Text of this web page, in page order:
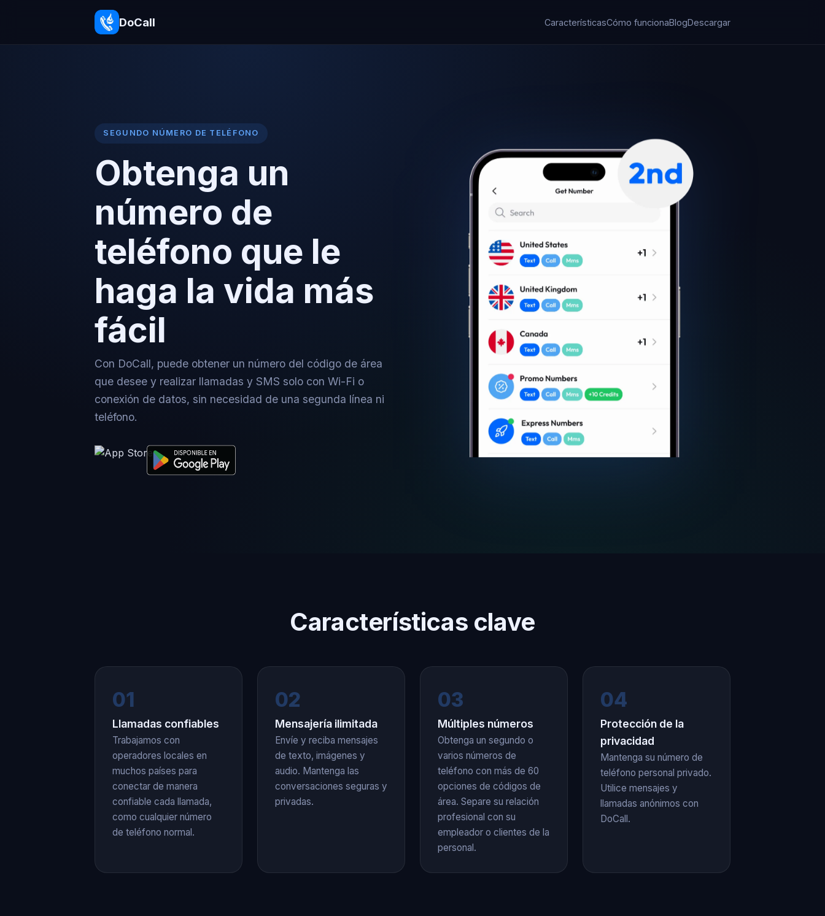
DoCall CaracterísticasCómo funcionaBlogDescargar
SEGUNDO NÚMERO DE TELÉFONO
Obtenga un
número de
teléfono que le
haga la vida más
fácil
Con DoCall, puede obtener un número del código de área
que desee y realizar llamadas y SMS solo con Wi-Fi o
conexión de datos, sin necesidad de una segunda línea ni
teléfono.
Características clave
01
Llamadas confiables
Trabajamos con
operadores locales en
muchos países para
conectar de manera
confiable cada llamada,
como cualquier número
de teléfono normal.
02
Mensajería ilimitada
Envíe y reciba mensajes
de texto, imágenes y
audio. Mantenga las
conversaciones seguras y
privadas.
03
Múltiples números
Obtenga un segundo o
varios números de
teléfono con más de 60
opciones de códigos de
área. Separe su relación
profesional con su
empleador o clientes de la
personal.
04
Protección de la
privacidad
Mantenga su número de
teléfono personal privado.
Utilice mensajes y
llamadas anónimos con
DoCall.